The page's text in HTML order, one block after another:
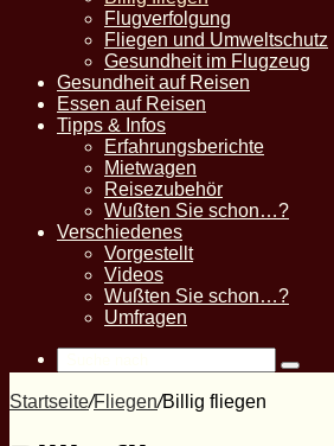
Flugverfolgung
Fliegen und Umweltschutz
Gesundheit im Flugzeug
Gesundheit auf Reisen
Essen auf Reisen
Tipps & Infos
Erfahrungsberichte
Mietwagen
Reisezubehör
Wußten Sie schon…?
Verschiedenes
Vorgestellt
Videos
Wußten Sie schon…?
Umfragen
Suche
Startseite/Fliegen/Billig fliegen